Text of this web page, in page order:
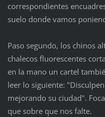
correspondientes
suelo donde vamos
Paso segundo, los chinos
chalecos fluorescentes
en la mano un cartel
leer lo siguiente:
mejorando su ciudad".
que sobre que nos falte.